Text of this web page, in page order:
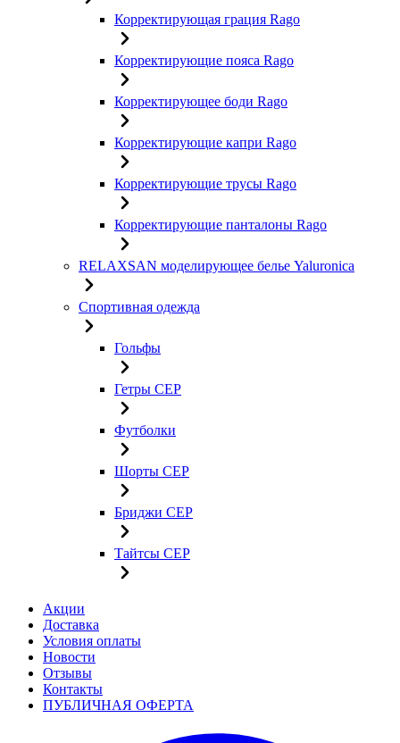
Корректирующая грация Rago
Корректирующие пояса Rago
Корректирующее боди Rago
Корректирующие капри Rago
Корректирующие трусы Rago
Корректирующие панталоны Rago
RELAXSAN моделирующее белье Yaluroniсa
Спортивная одежда
Гольфы
Гетры CEP
Футболки
Шорты CEP
Бриджи CEP
Тайтсы CEP
Акции
Доставка
Условия оплаты
Новости
Отзывы
Контакты
ПУБЛИЧНАЯ ОФЕРТА